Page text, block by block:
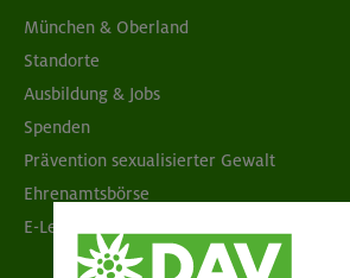
München & Oberland
Standorte
Ausbildung & Jobs
Spenden
Prävention sexualisierter Gewalt
Ehrenamtsbörse
E-Learning